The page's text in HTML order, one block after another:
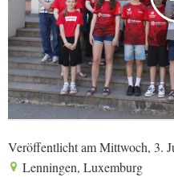
Veröffentlicht am Mittwoch, 3.
Lenningen, Luxemburg